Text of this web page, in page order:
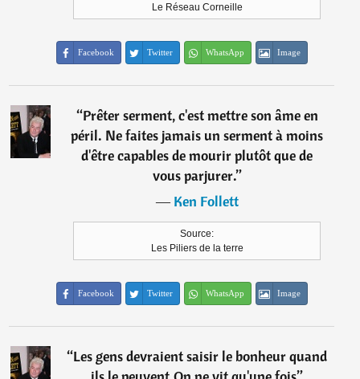
Le Réseau Corneille
Facebook Twitter WhatsApp Image
“Prêter serment, c'est mettre son âme en
péril. Ne faites jamais un serment à moins
d'être capables de mourir plutôt que de
vous parjurer.”
―Ken Follett
Source:
Les Piliers de la terre
Facebook Twitter WhatsApp Image
“Les gens devraient saisir le bonheur quand